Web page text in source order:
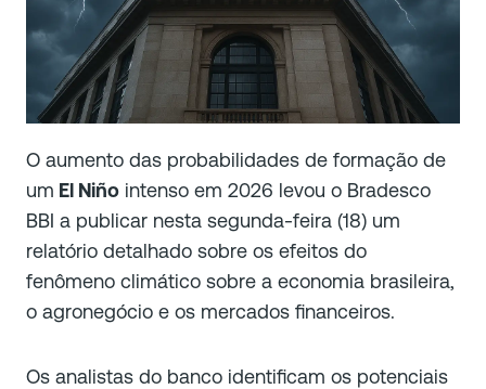
O aumento das probabilidades de formação de
um El Niño intenso em 2026 levou o Bradesco
BBI a publicar nesta segunda-feira (18) um
relatório detalhado sobre os efeitos do
fenômeno climático sobre a economia brasileira,
o agronegócio e os mercados financeiros.
Os analistas do banco identificam os potenciais